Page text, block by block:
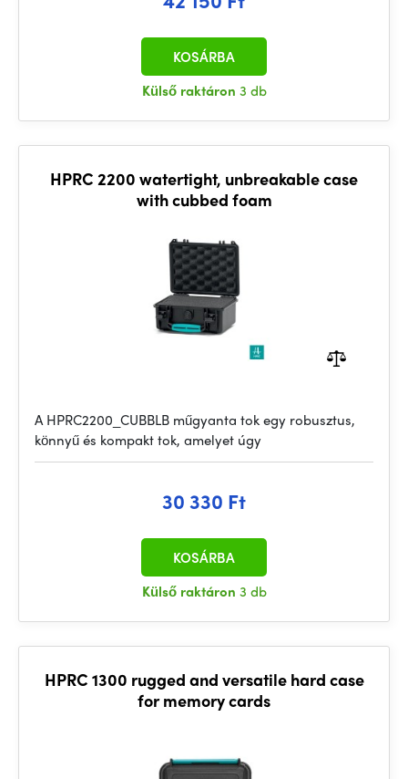
Külső raktáron 3 db
KOSÁRBA
HPRC 2200 watertight, unbreakable case
with cubbed foam
A HPRC2200_CUBBLB műgyanta tok egy robusztus,
könnyű és kompakt tok, amelyet úgy
30 330 Ft
Külső raktáron 3 db
KOSÁRBA
HPRC 1300 rugged and versatile hard case
for memory cards